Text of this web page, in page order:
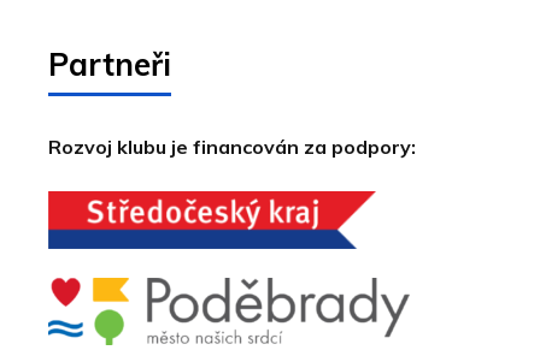
Partneři
Rozvoj klubu je financován za podpory: